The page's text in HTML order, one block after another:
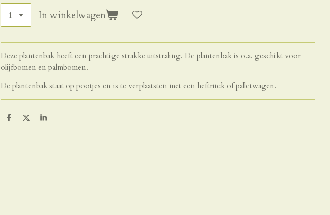
In winkelwagen
Deze plantenbak heeft een prachtige strakke uitstraling. De plantenbak is o.a. geschikt voor
olijfbomen en palmbomen.
De plantenbak staat op pootjes en is te verplaatsten met een heftruck of palletwagen.
D
D
S